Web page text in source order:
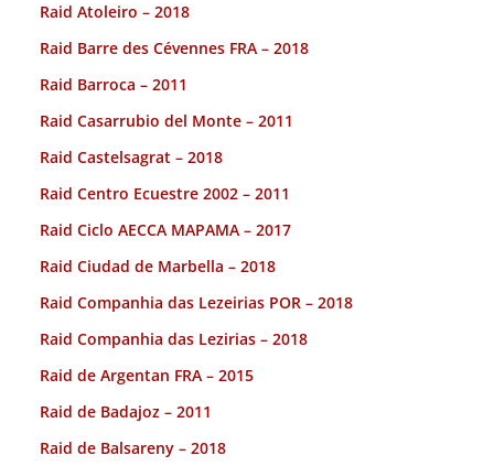
Raid Atoleiro – 2018
Raid Barre des Cévennes FRA – 2018
Raid Barroca – 2011
Raid Casarrubio del Monte – 2011
Raid Castelsagrat – 2018
Raid Centro Ecuestre 2002 – 2011
Raid Ciclo AECCA MAPAMA – 2017
Raid Ciudad de Marbella – 2018
Raid Companhia das Lezeirias POR – 2018
Raid Companhia das Lezirias – 2018
Raid de Argentan FRA – 2015
Raid de Badajoz – 2011
Raid de Balsareny – 2018